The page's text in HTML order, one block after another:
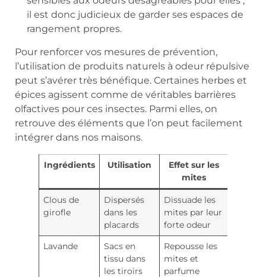
il est donc judicieux de garder ses espaces de
rangement propres.
Pour renforcer vos mesures de prévention,
l’utilisation de produits naturels à odeur répulsive
peut s’avérer très bénéfique. Certaines herbes et
épices agissent comme de véritables barrières
olfactives pour ces insectes. Parmi elles, on
retrouve des éléments que l’on peut facilement
intégrer dans nos maisons.
Ingrédients Utilisation
Effet sur les
mites
Clous de
girofle
Dispersés
dans les
placards
Dissuade les
mites par leur
forte odeur
Lavande
Sacs en
tissu dans
les tiroirs
Repousse les
mites et
parfume